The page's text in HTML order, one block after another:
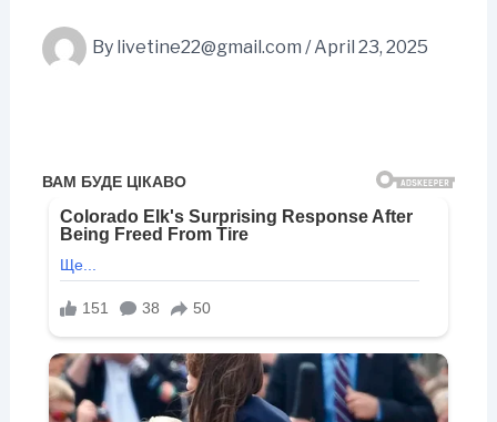
By livetine22@gmail.com /April 23, 2025